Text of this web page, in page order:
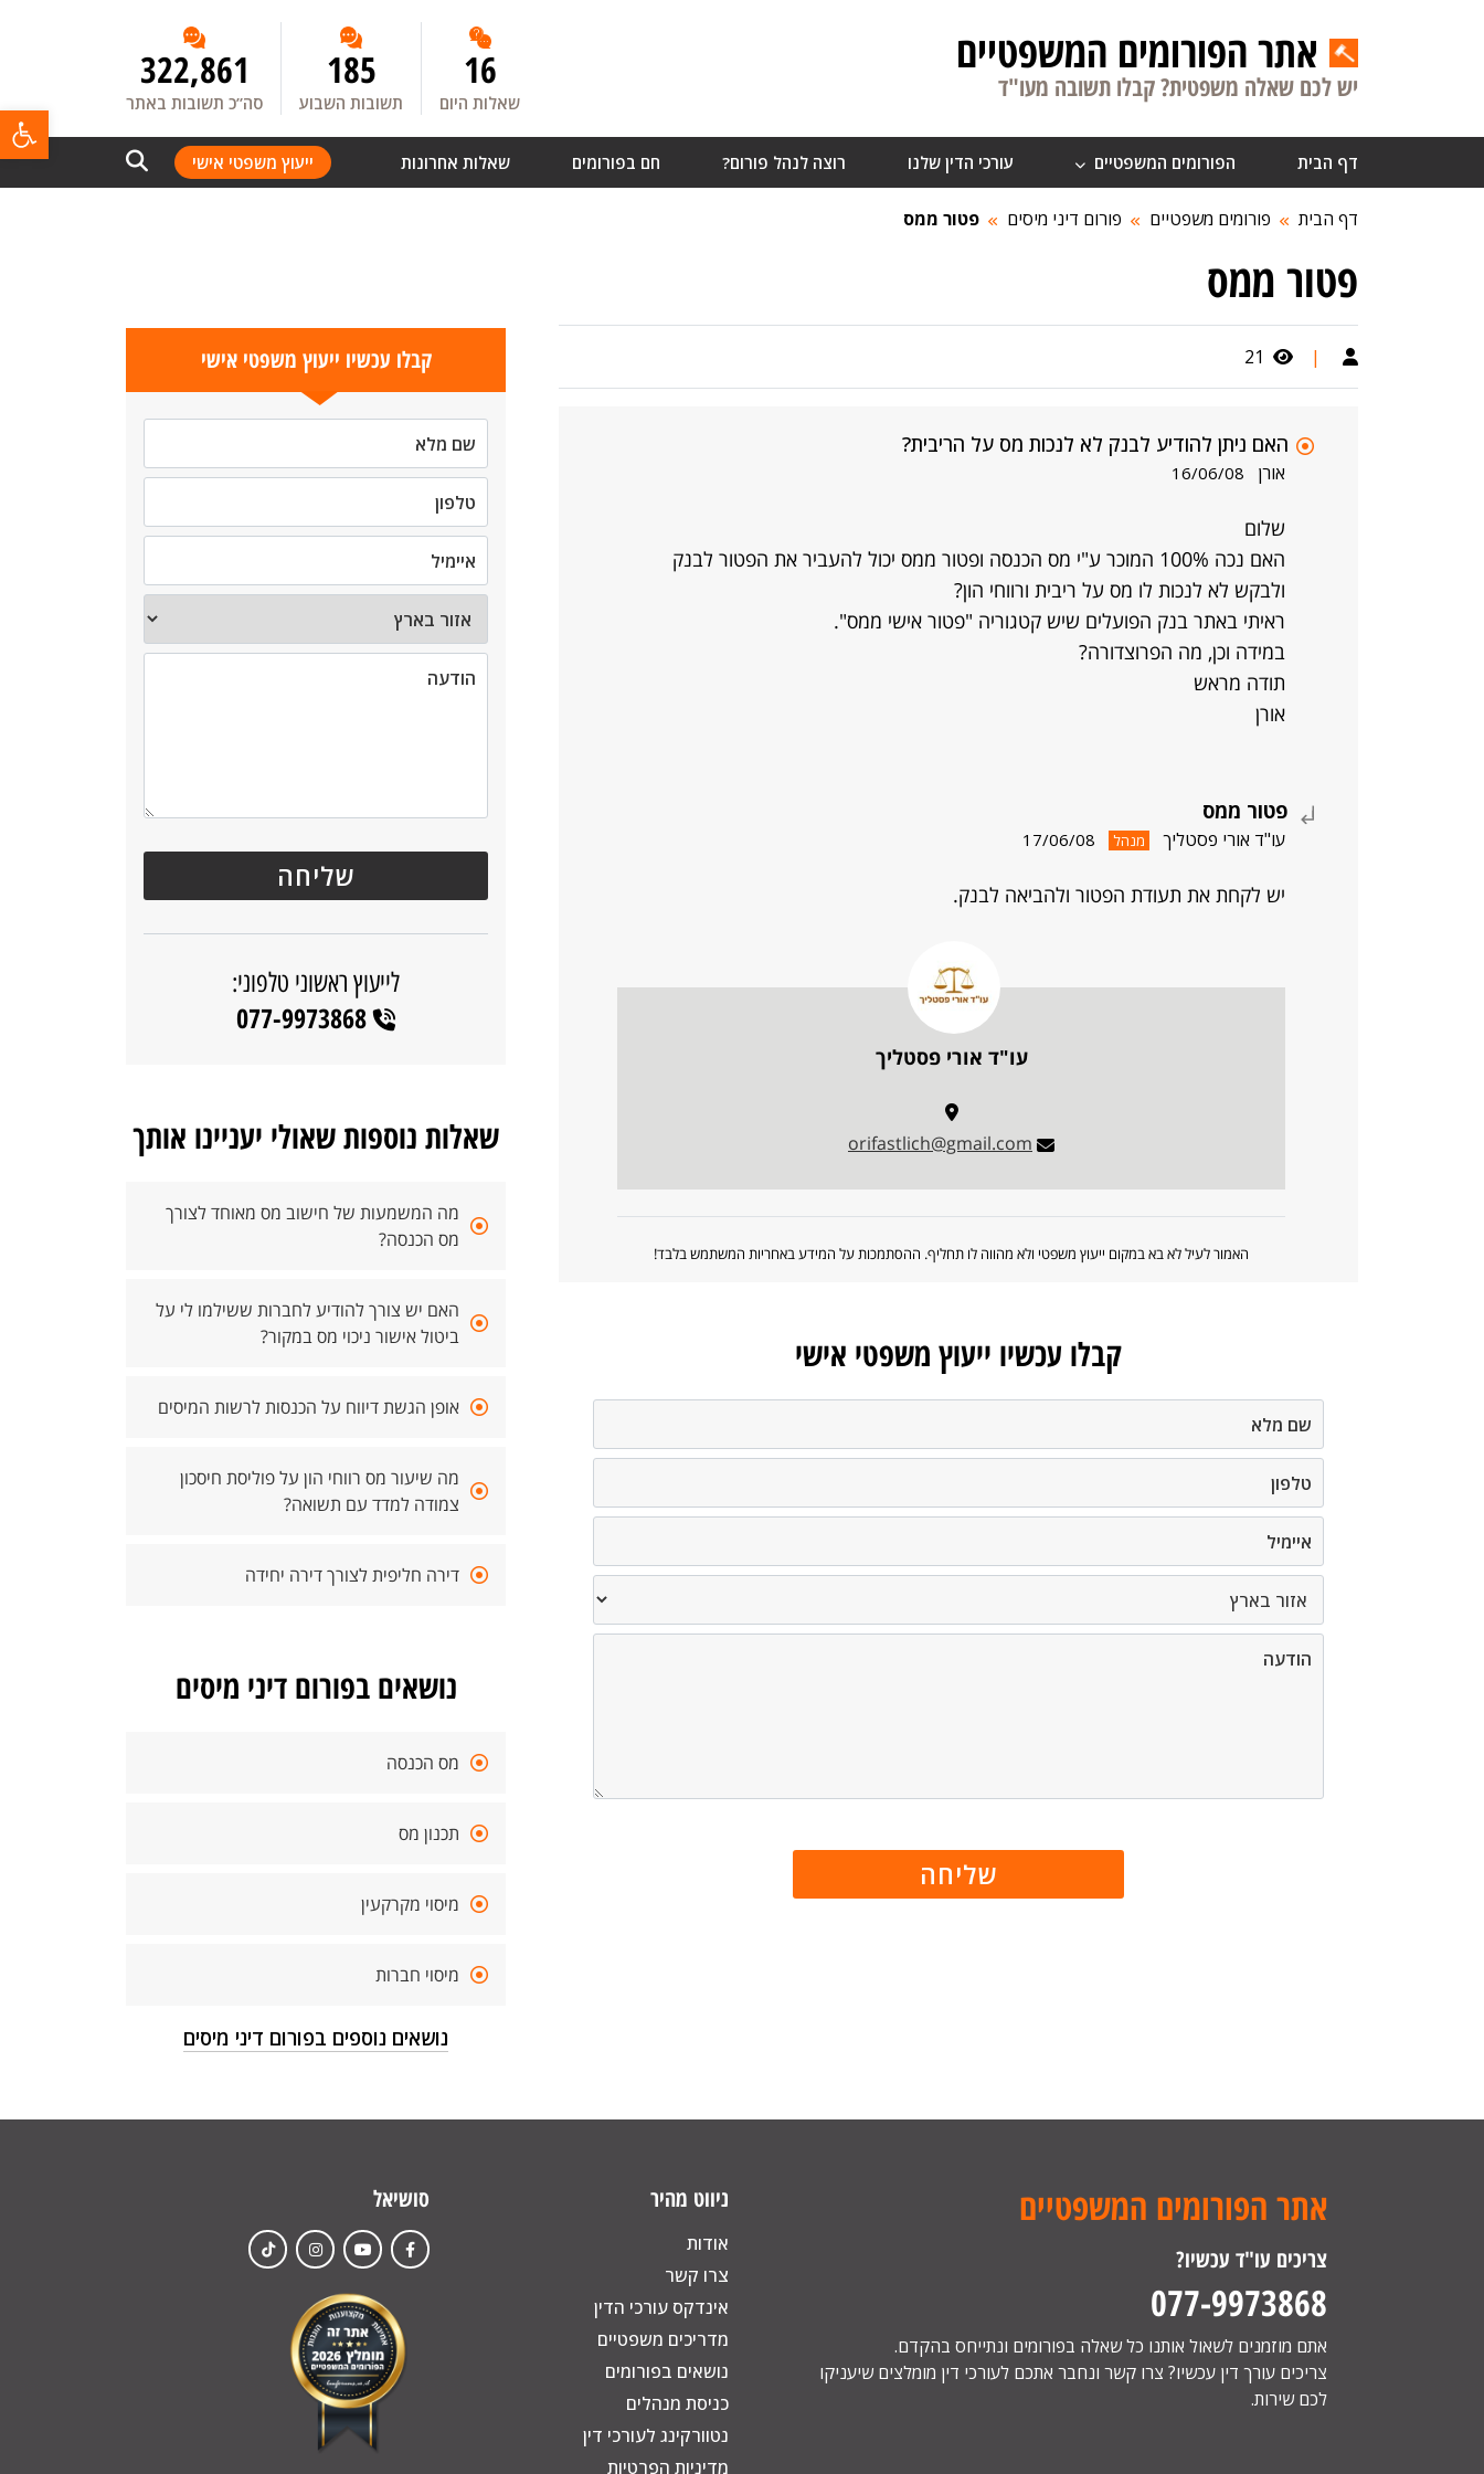
אתר הפורומים המשפטיים
יש לכם שאלה משפטית? קבלו תשובה מעו"ד 16
שאלות היום
185
תשובות השבוע
322,861
סה”כ תשובות באתר
דף הבית הפורומים המשפטיים עורכי הדין שלנו רוצה לנהל פורום? חם בפורומים שאלות אחרונות ייעוץ משפטי אישי
דף הבית פורומים משפטיים פורום דיני מיסים פטור ממס
פטור ממס
|
21
האם ניתן להודיע לבנק לא לנכות מס על הריבית?
אורן 16/06/08
שלום
האם נכה 100% המוכר ע"י מס הכנסה ופטור ממס יכול להעביר את הפטור לבנק
ולבקש לא לנכות לו מס על ריבית ורווחי הון?
ראיתי באתר בנק הפועלים שיש קטגוריה "פטור אישי ממס".
במידה וכן, מה הפרוצדורה?
תודה מראש
אורן
פטור ממס
עו"ד אורי פסטליך מנהל 17/06/08
יש לקחת את תעודת הפטור ולהביאה לבנק.
עו"ד אורי פסטליך
orifastlich@gmail.com
האמור לעיל לא בא במקום ייעוץ משפטי ולא מהווה לו תחליף. ההסתמכות על המידע באחריות המשתמש בלבד!
קבלו עכשיו ייעוץ משפטי אישי
קבלו עכשיו ייעוץ משפטי אישי
לייעוץ ראשוני טלפוני:
077-9973868
שאלות נוספות שאולי יעניינו אותך
מה המשמעות של חישוב מס מאוחד לצורך
מס הכנסה?
האם יש צורך להודיע לחברות ששילמו לי על
ביטול אישור ניכוי מס במקור?
אופן הגשת דיווח על הכנסות לרשות המיסים
מה שיעור מס רווחי הון על פוליסת חיסכון
צמודה למדד עם תשואה?
דירה חליפית לצורך דירה יחידה
נושאים בפורום דיני מיסים
מס הכנסה
תכנון מס
מיסוי מקרקעין
מיסוי חברות
נושאים נוספים בפורום דיני מיסים
אתר הפורומים המשפטיים
צריכים עו"ד עכשיו?
077-9973868
אתם מוזמנים לשאול אותנו כל שאלה בפורומים ונתייחס בהקדם.
צריכים עורך דין עכשיו? צרו קשר ונחבר אתכם לעורכי דין מומלצים שיעניקו
לכם שירות.
ניווט מהיר
אודות
צרו קשר
אינדקס עורכי הדין
מדריכים משפטיים
נושאים בפורומים
כניסת מנהלים
נטוורקינג לעורכי דין
מדיניות הפרטיות
סושיאל